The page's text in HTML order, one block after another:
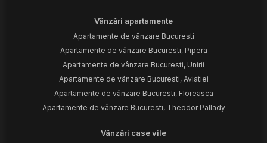
Vânzări apartamente
Apartamente de vânzare Bucuresti
Apartamente de vânzare Bucuresti, Pipera
Apartamente de vânzare Bucuresti, Unirii
Apartamente de vânzare Bucuresti, Aviatiei
Apartamente de vânzare Bucuresti, Floreasca
Apartamente de vânzare Bucuresti, Theodor Pallady
Vânzări case vile